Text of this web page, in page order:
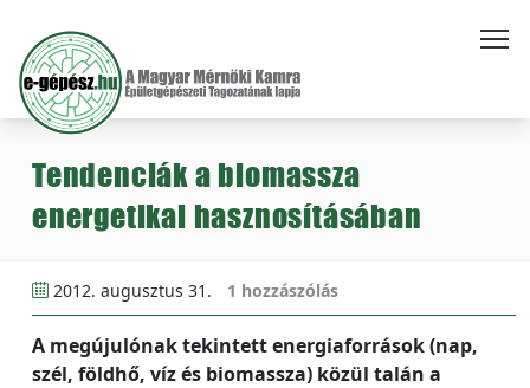
Tendenciák a biomassza
energetikai hasznosításában
2012. augusztus 31. 1 hozzászólás
A megújulónak tekintett energiaforrások (nap,
szél, földhő, víz és biomassza) közül talán a